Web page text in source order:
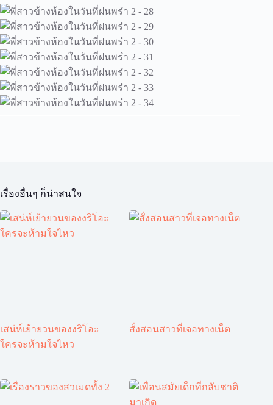
เรื่องอื่นๆ ก็น่าสนใจ
เสน่ห์เย้ายวนของงริโอะ
ใครจะห้ามใจไหว
สั่งสอนสาวที่เจอทางเน็ต